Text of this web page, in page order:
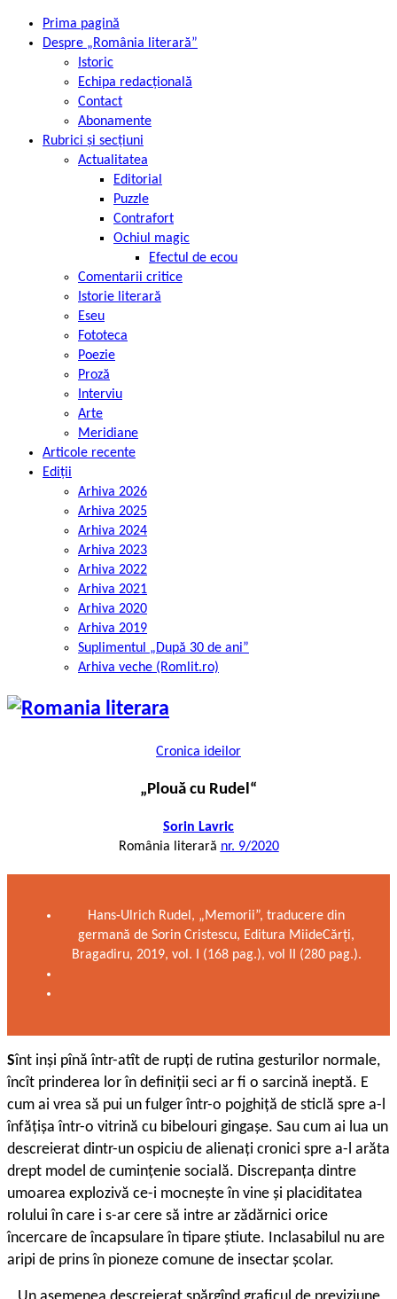
Prima pagină
Despre „România literară”
Istoric
Echipa redacțională
Contact
Abonamente
Rubrici și secțiuni
Actualitatea
Editorial
Puzzle
Contrafort
Ochiul magic
Efectul de ecou
Comentarii critice
Istorie literară
Eseu
Fototeca
Poezie
Proză
Interviu
Arte
Meridiane
Articole recente
Ediții
Arhiva 2026
Arhiva 2025
Arhiva 2024
Arhiva 2023
Arhiva 2022
Arhiva 2021
Arhiva 2020
Arhiva 2019
Suplimentul „După 30 de ani”
Arhiva veche (Romlit.ro)
Cronica ideilor
„Plouă cu Rudel“
Sorin Lavric
România literară nr. 9/2020
Hans-Ulrich Rudel, „Memorii”, traducere din
germană de Sorin Cristescu, Editura MiideCărţi,
Bragadiru, 2019, vol. I (168 pag.), vol II (280 pag.).
Sînt inşi pînă într-atît de rupţi de rutina gesturilor normale,
încît prinderea lor în definiţii seci ar fi o sarcină ineptă. E
cum ai vrea să pui un fulger într-o pojghiţă de sticlă spre a-l
înfăţişa într-o vitrină cu bibelouri gingaşe. Sau cum ai lua un
descreierat dintr-un ospiciu de alienaţi cronici spre a-l arăta
drept model de cuminţenie socială. Discrepanţa dintre
umoarea explozivă ce-i mocneşte în vine şi placiditatea
rolului în care i s-ar cere să intre ar zădărnici orice
încercare de încapsulare în tipare ştiute. Inclasabilul nu are
aripi de prins în pioneze comune de insectar şcolar.